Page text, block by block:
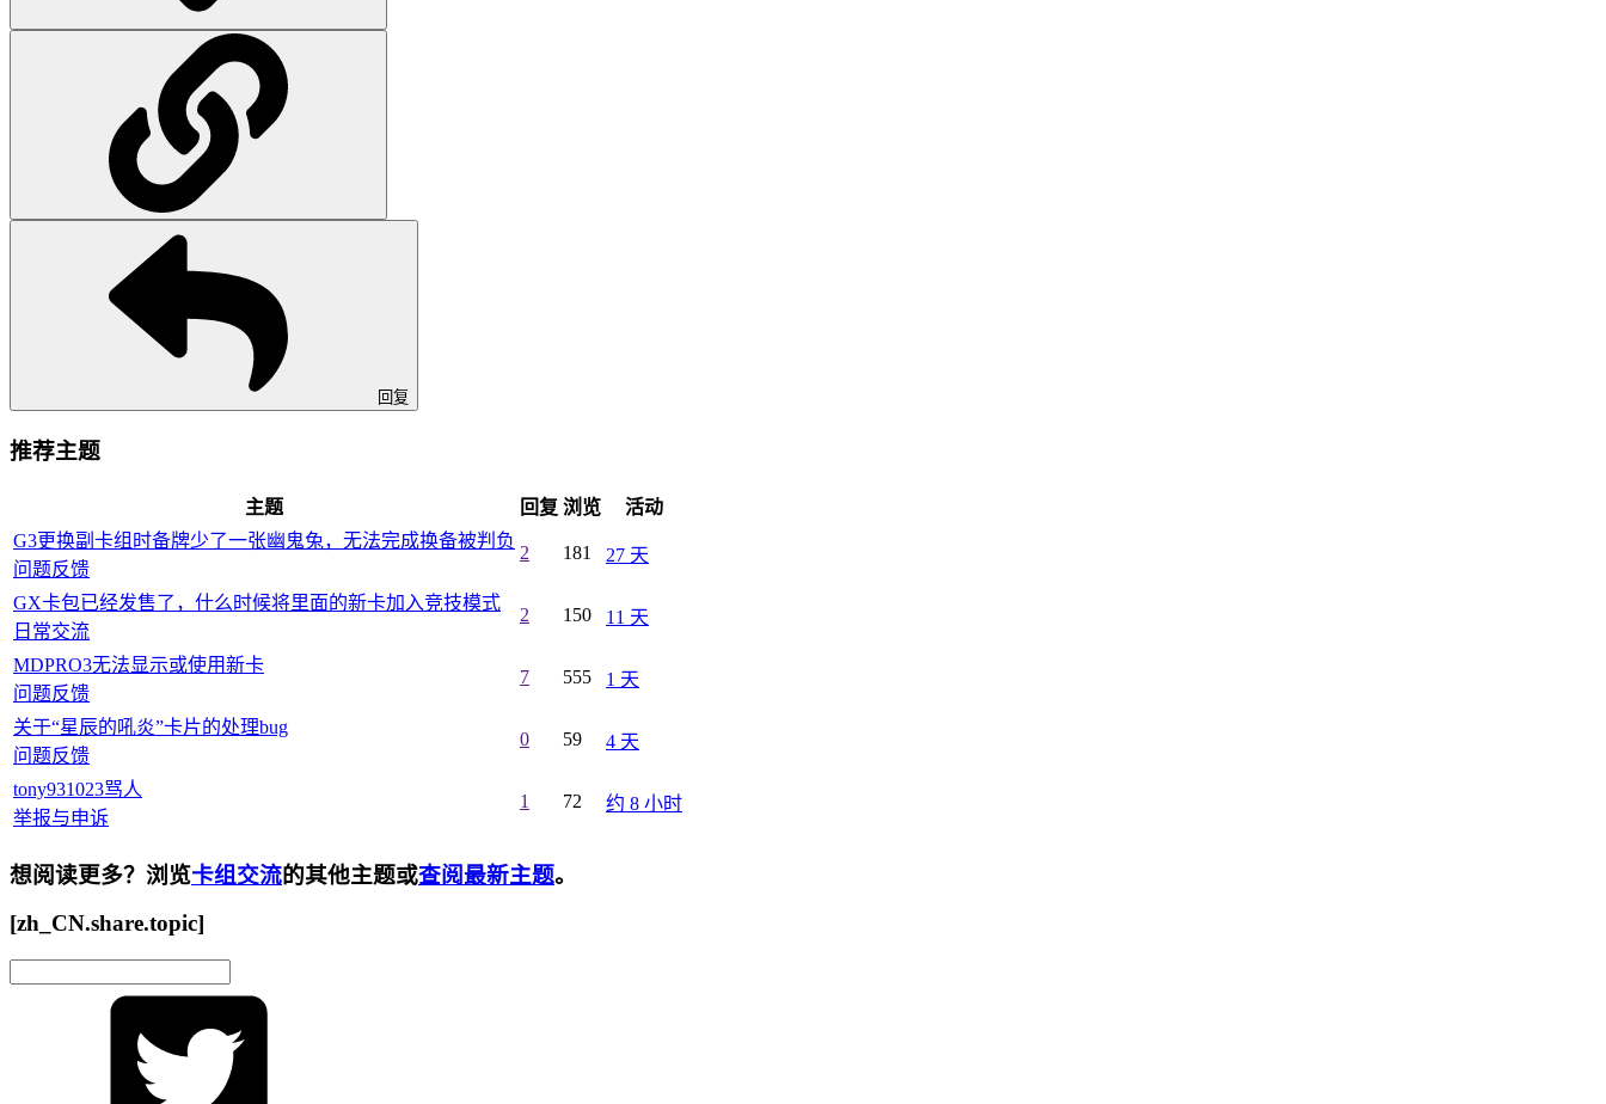
回复
推荐主题
主题 回复 浏览
活动
G3更换副卡组时备牌少了一张幽鬼兔，无法完成换备被判负
问题反馈
2 181 27 天
GX卡包已经发售了，什么时候将里面的新卡加入竞技模式
日常交流
2 150 11 天
MDPRO3无法显示或使用新卡
问题反馈
7 555 1 天
关于“星辰的吼炎”卡片的处理bug
问题反馈
0 59 4 天
tony931023骂人
举报与申诉
1 72 约 8 小时
想阅读更多？浏览卡组交流的其他主题或查阅最新主题。
[zh_CN.share.topic]